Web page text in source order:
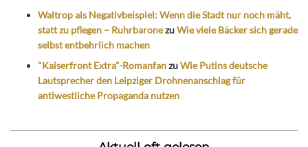
Waltrop als Negativbeispiel: Wenn die Stadt nur noch mäht,
statt zu pflegen – RuhrbaronezuWie viele Bäcker sich gerade
selbst entbehrlich machen
"Kaiserfront Extra"-RomanfanzuWie Putins deutsche
Lautsprecher den Leipziger Drohnenanschlag für
antiwestliche Propaganda nutzen